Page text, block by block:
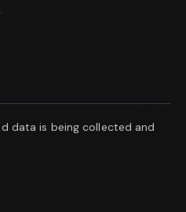
data is being collected and